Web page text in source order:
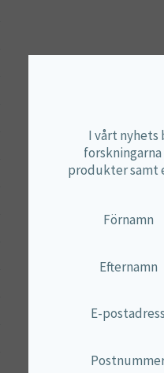
I vårt nyhets
produkter samt
Förnamn
Efternamn
E-postadress